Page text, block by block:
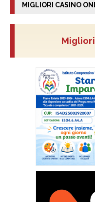
MIGLIORI CASINO